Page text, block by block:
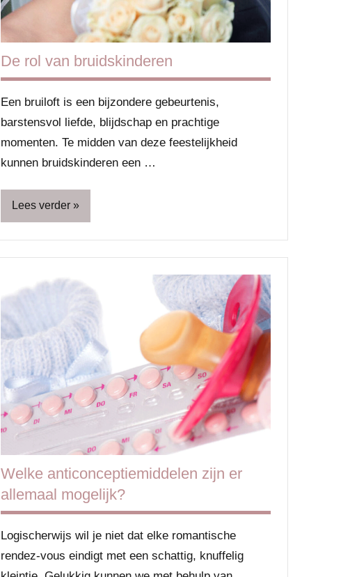
De rol van bruidskinderen
Een bruiloft is een bijzondere gebeurtenis,
barstensvol liefde, blijdschap en prachtige
momenten. Te midden van deze feestelijkheid
kunnen bruidskinderen een …
Lees verder
Ouders
&
seks
Welke anticonceptiemiddelen zijn er
allemaal mogelijk?
Logischerwijs wil je niet dat elke romantische
rendez-vous eindigt met een schattig, knuffelig